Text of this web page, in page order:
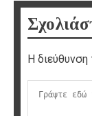
Η διεύθυνση